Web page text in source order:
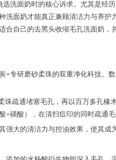
选洗面奶时的核心诉求。尤其是经
面奶才能真正兼顾清洁力与养护
自己的去黑头收缩毛孔洗面奶，
+专研磨砂柔珠的双重净化科技。
珠疏通堵塞毛孔，再以百万多孔
磺酸），在清扫痘印的同时疏通毛
大的清洁力与控油效果，使其成